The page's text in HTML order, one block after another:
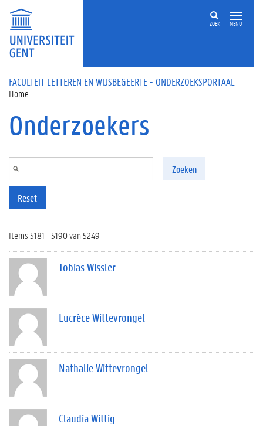
Overslaan en naar de inhoud gaan
ZOEK MENU
FACULTEIT LETTEREN EN WIJSBEGEERTE - ONDERZOEKSPORTAAL
Home
Onderzoekers
Zoeken
Reset
Items 5181 - 5190 van 5249
Tobias Wissler
Lucrèce Wittevrongel
Nathalie Wittevrongel
Claudia Wittig